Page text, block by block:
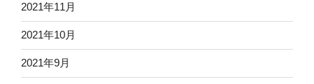
2021年11月
2021年10月
2021年9月